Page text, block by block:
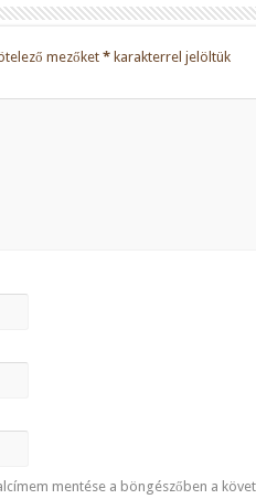
mezőket *karakterrel jelöltük
mentése a böngészőben a